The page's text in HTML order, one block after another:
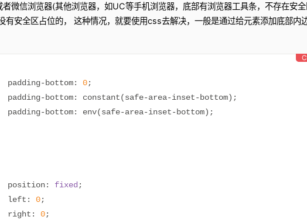
微信浏览器(其他浏览器，如UC等手机浏览器，底部有浏览器工具条，不存在安
有安全区占位的， 这种情况，就要使用css去解决，一般是通过给元素添加底部内
		padding
-bottom: 0;
		padding
-bottom: constant(safe-area-inset-bottom);
		padding
-bottom: env(safe-area-inset-bottom);
position
: fixed;
left
: 0;
right
: 0;